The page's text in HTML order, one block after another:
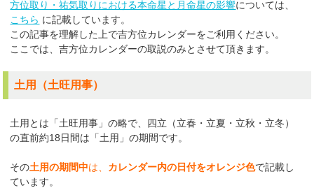
方位取り・祐気取りにおける本命星と月命星の影響については、
こちら に記載しています。
この記事を理解した上で吉方位カレンダーをご利用ください。
ここでは、吉方位カレンダーの取説のみとさせて頂きます。
土用（土旺用事）
土用とは「土旺用事」の略で、四立（立春・立夏・立秋・立冬）
の直前約18日間は「土用」の期間です。
その土用の期間中は、 カレンダー内の日付をオレンジ色で記載し
ています。